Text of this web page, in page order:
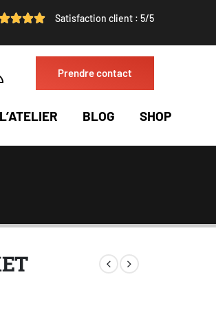
Satisfaction client : 5/5
Prendre contact
L’ATELIER BLOG SHOP